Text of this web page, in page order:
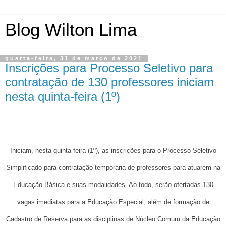
Blog Wilton Lima
quarta-feira, 31 de março de 2021
Inscrições para Processo Seletivo para
contratação de 130 professores iniciam
nesta quinta-feira (1º)
Iniciam, nesta quinta-feira (1º), as inscrições para o Processo Seletivo
Simplificado para contratação temporária de professores para atuarem na
Educação Básica e suas modalidades. Ao todo, serão ofertadas 130
vagas imediatas para a Educação Especial, além de formação de
Cadastro de Reserva para as disciplinas de Núcleo Comum da Educação